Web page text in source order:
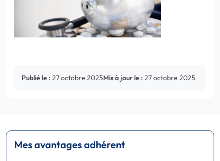
Publié le : 27 octobre 2025Mis à jour le : 27 octobre 2025
Mes avantages adhérent